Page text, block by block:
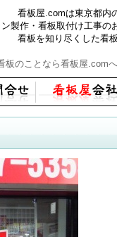
看板屋.comは東京都内
製作・看板取付け工事の
看板を知り尽くした看
のことなら看板屋.comへ